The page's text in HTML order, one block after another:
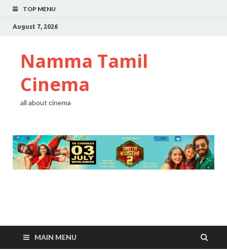
TOP MENU
August 7, 2026
Namma Tamil
Cinema
all about cinema
MAIN MENU